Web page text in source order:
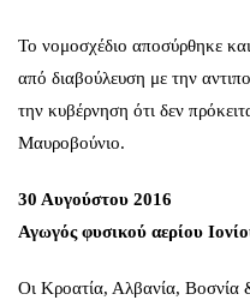
Το νομοσχέδιο αποσύρθηκε
από διαβούλευση με την
την κυβέρνηση ότι δεν
Μαυροβούνιο.
30 Αυγούστου 2016
Αγωγός φυσικού αερίου
Οι Κροατία, Αλβανία, Bοσνία